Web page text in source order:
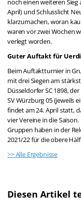
noch einen weiteren
April) und Schlusslicht
klarzumachen, woran
waren vor zwei Wochen
verlegt worden.
Guter Auftakt für
Beim Auftaktturnier in
mit drei Siegen am
Düsseldorfer SC 1898,
SV Würzburg 05 (jeweils
findet am 24. April statt,
vier Vereine in die
Gruppen haben in der
2021/22 für die obere
>> Alle Ergebnisse
Diesen Artikel